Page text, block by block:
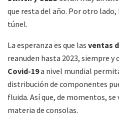
que resta del año. Por otro
túnel.
La esperanza es que las ventas
reanuden hasta 2023, siempre
Covid-19a nivel mundial
distribución de componentes
fluida. Así que, de momentos,
materia de consolas.